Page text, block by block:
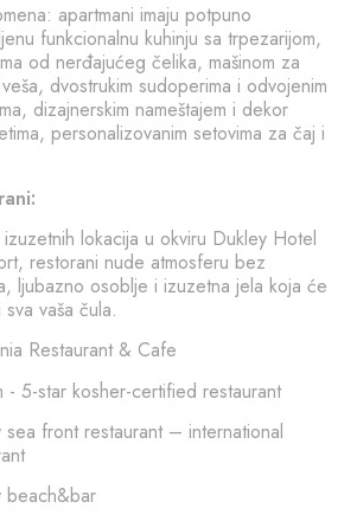
apartmani imaju potpuno
funkcionalnu kuhinju sa trpezarijom,
od nerđajućeg čelika, mašinom za
dvostrukim sudoperima i odvojenim
dizajnerskim nameštajem i dekor
personalizovanim setovima za čaj i
lokacija u okviru Dukley Hotel
restorani nude atmosferu bez
ljubazno osoblje i izuzetna jela koja će
sva vaša čula.
Restaurant & Cafe
- 5-star kosher-certified restaurant
sea front restaurant – international
beach&bar